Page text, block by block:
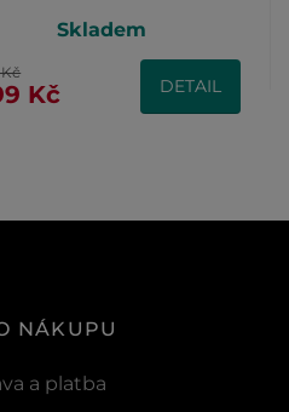
Skladem
Kč
Kč DETAIL
NÁKUPU
a platba